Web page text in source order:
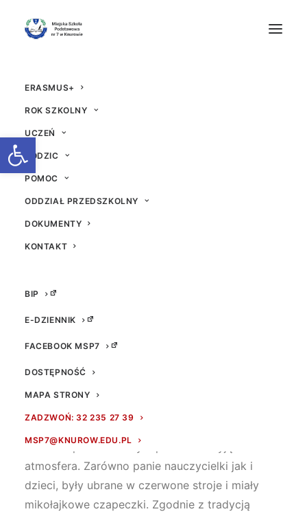
Otwórz pasek narzędzi
ERASMUS+
ROK SZKOLNY
UCZEŃ
RODZIC
POMOC
ODDZIAŁ PRZEDSZKOLNY
DOKUMENTY
KONTAKT
BIP
E-DZIENNIK
FACEBOOK MSP7
DOSTĘPNOŚĆ
MAPA STRONY
ZADZWOŃ: 32 235 27 39
MSP7@KNUROW.EDU.PL
Mikołaj prezentów
oddziale przedszkolnym panowała wyjątkowa
atmosfera. Zarówno panie nauczycielki jak i
dzieci, były ubrane w czerwone stroje i miały
mikołajkowe czapeczki. Zgodnie z tradycją